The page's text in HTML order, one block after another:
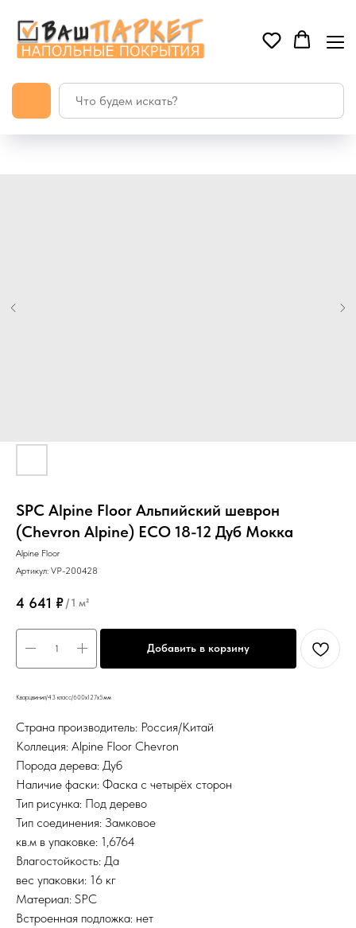
SPC Alpine Floor Альпийский шеврон
(Chevron Alpine) ECO 18-12 Дуб Мокка
Alpine Floor
Артикул: VP-200428
4 641 ₽/1 м²
Добавить в корзину
Кварцвинил/43 класс/600х127х5мм
Страна производитель: Россия/Китай
Коллеция: Alpine Floor Chevron
Порода дерева: Дуб
Наличие фаски: Фаска с четырёх сторон
Тип рисунка: Под дерево
Тип соединения: Замковое
кв.м в упаковке: 1,6764
Влагостойкость: Да
вес упаковки: 16 кг
Материал: SPC
Встроенная подложка: нет